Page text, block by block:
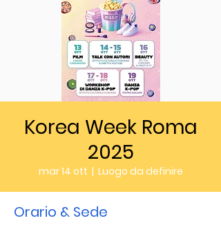
Korea Week Roma
2025
mar 14 ott
  |
Luogo da definire
Orario & Sede